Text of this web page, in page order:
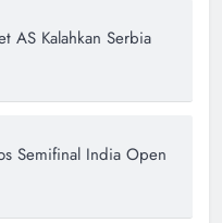
AS Kalahkan Serbia
Semifinal India Open